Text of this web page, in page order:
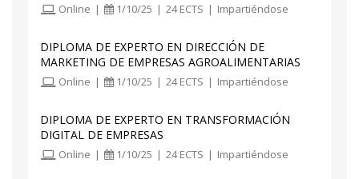
TEMA 15: ESTRATEGIA DE FIDELIZACIÓN Y
TEMA 16: ESTRATEGIAS DE MARKETING PARA
UNA BODEGA
TEMA 17:PLANES DE ACCIÓN
Online | 1/10/25 | 24 ECTS | Impartiéndose
DIPLOMA DE EXPERTO EN DIRECCIÓN DE
MARKETING DE EMPRESAS AGROALIMENTARIAS
Online | 1/10/25 | 24 ECTS | Impartiéndose
DIPLOMA DE EXPERTO EN TRANSFORMACIÓN
DIGITAL DE EMPRESAS
Online | 1/10/25 | 24 ECTS | Impartiéndose